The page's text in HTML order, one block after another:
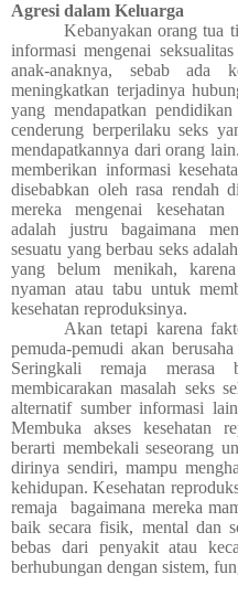
Agresi dalam Keluarga
Kebanyakan orang tua
informasi mengenai
anak-anaknya, sebab ada
meningkatkan terjadinya
yang mendapatkan
cenderung berperilaku seks
mendapatkannya dari orang
memberikan informasi
disebabkan oleh rasa rendah
mereka mengenai
adalah justru bagaimana
sesuatu yang berbau seks
yang belum menikah,
nyaman atau tabu untuk
kesehatan reproduksinya.
Akan tetapi karena
pemuda-pemudi akan
Seringkali remaja merasa
membicarakan masalah seks
alternatif sumber informasi
Membuka akses kesehatan
berarti membekali seseorang
dirinya sendiri, mampu
kehidupan. Kesehatan
remaja bagaimana mereka
baik secara fisik, mental dan
bebas dari penyakit atau
berhubungan dengan sistem,